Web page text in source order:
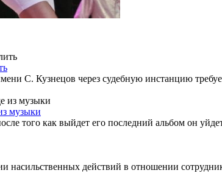
С. Кузнецов через судебную инстанцию
музыки
того как выйдет его последний альбом он
насильственных действий в отношении